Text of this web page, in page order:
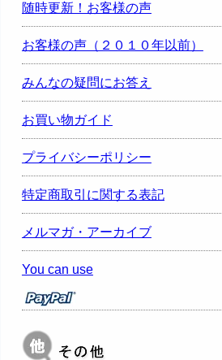
随時更新！お客様の声
お客様の声（２０１０年以前）
みんなの疑問にお答え
お買い物ガイド
プライバシーポリシー
特定商取引に関する表記
メルマガ・アーカイブ
You can use